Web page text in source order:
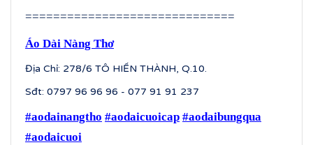
==============================
Áo Dài Nàng Thơ
Địa Chỉ: 278/6 TÔ HIẾN THÀNH, Q.10.
Sđt: 0797 96 96 96 - 077 91 91 237
#aodainangtho #aodaicuoicap #aodaibungqua
#aodaicuoi